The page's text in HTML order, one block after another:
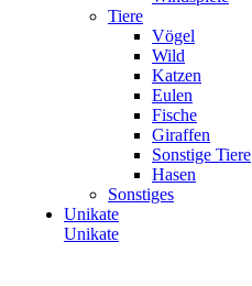
Tiere
Vögel
Wild
Katzen
Eulen
Fische
Giraffen
Sonstige Tiere
Hasen
Sonstiges
Unikate
Unikate